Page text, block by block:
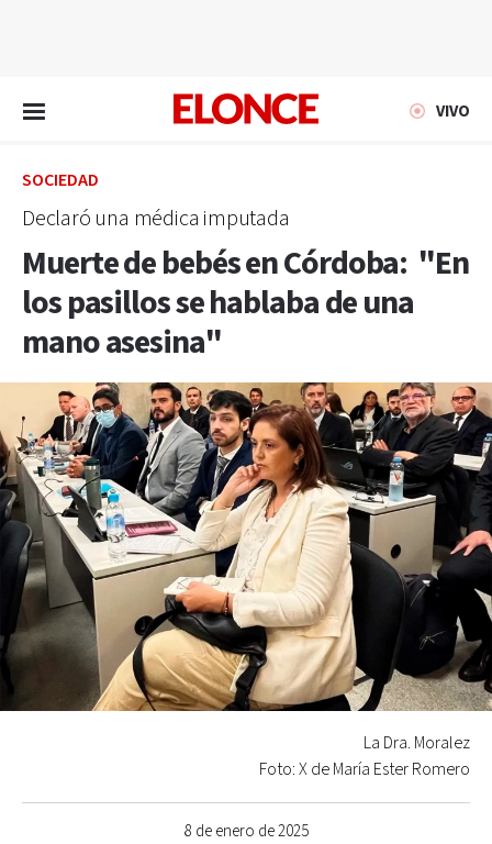
VIVO
SOCIEDAD
Declaró una médica imputada
Muerte de bebés en Córdoba: "En
los pasillos se hablaba de una
mano asesina"
8 de enero de 2025
La Dra. Moralez
Foto: X de María Ester Romero